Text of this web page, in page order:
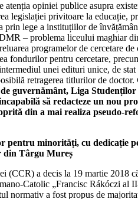
opiniei publice asupra
legislației privitoare la educație,
lege a instituțiilor de
– problema liceului maghiar
programelor de cercetare
fondurilor pentru cercetare,
unei edituri unice, de stat
retragerea titlurilor de doctor.
guvernământ, Liga
să redacteze un nou
din a mai realiza pseudo-
pentru minorități, cu dedicație
din Târgu Mureș
(CCR) a decis la 19 martie 2018
Catolic „Francisc Rákóczi al
normativ a fost propus de